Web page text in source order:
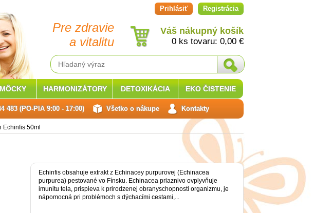
Pre zdravie
a vitalitu
Prihlásiť Registrácia
Váš nákupný košík
0 ks tovaru: 0,00 €
Echinfis 50ml
Echinfis obsahuje extrakt z Echinacey purpurovej (Echinacea
purpurea) pestované vo Fínsku. Echinacea priaznivo ovplyvňuje
imunitu tela, prispieva k prirodzenej obranyschopnosti organizmu, je
nápomocná pri problémoch s dýchacími cestami,...
HARMONIZÁTORY DETOXIKÁCIA EKO ČISTENIE
483 (PO-PIA 9:00 - 17:00) Všetko o nákupe Kontakty